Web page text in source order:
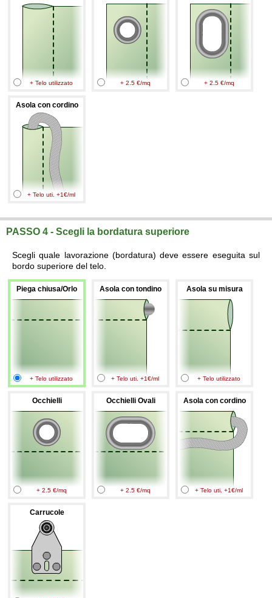
+ Telo utilizzato + 2.5 €/mq + 2.5 €/mq
Asola con cordino
+ Telo uti. +1€/ml
PASSO 4 - Scegli la bordatura superiore
Scegli quale lavorazione (bordatura) deve essere eseguita sul
bordo superiore del telo.
Piega chiusa/Orlo
+ Telo utilizzato
Asola con tondino
+ Telo uti. +1€/ml
Asola su misura
+ Telo utilizzato
Occhielli
+ 2.5 €/mq
Occhielli Ovali
+ 2.5 €/mq
Asola con cordino
+ Telo uti. +1€/ml
Carrucole